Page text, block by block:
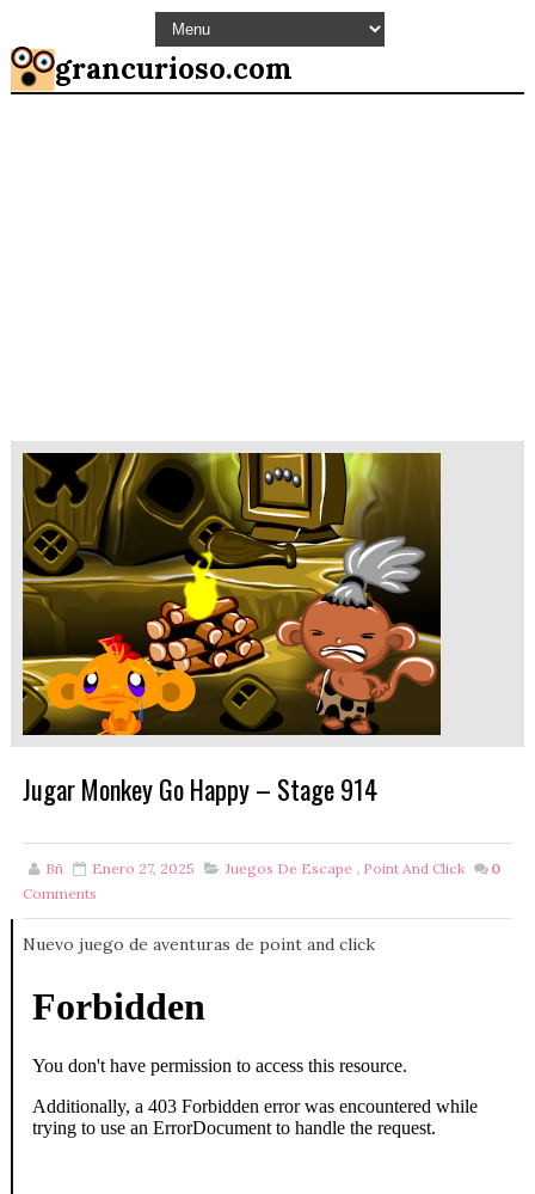
grancurioso.com
Jugar Monkey Go Happy – Stage 914
Bñ Enero 27, 2025 Juegos De Escape , Point And Click
0
Comments
Nuevo juego de aventuras de point and click